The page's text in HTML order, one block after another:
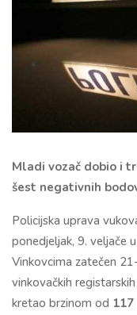
Mladi vozač dobio i
šest negativnih
Policijska uprava
ponedjeljak, 9. veljače
Vinkovcima zatečen
vinkovačkih
kretao brzinom od